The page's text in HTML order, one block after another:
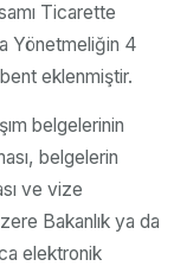
Ticarette
Yönetmeliğin 4
eklenmiştir.
belgelerinin
belgelerin
ve vize
Bakanlık ya da
elektronik